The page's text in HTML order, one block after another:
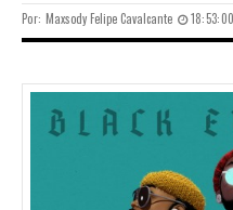
Por: Maxsody Felipe Cavalcante 18:53:00